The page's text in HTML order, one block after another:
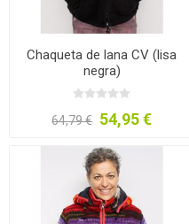
Chaqueta de lana CV (lisa
negra)
64,79 € 54,95 €